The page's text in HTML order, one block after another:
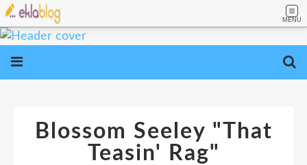
MENU
Blossom Seeley "That
Teasin' Rag"